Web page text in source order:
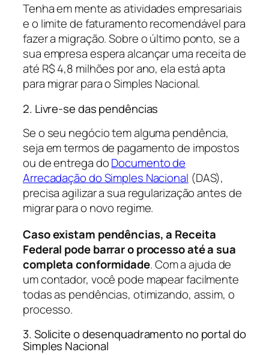
Tenha em mente as atividades empresariais
e o limite de faturamento recomendável para
fazer a migração. Sobre o último ponto, se a
sua empresa espera alcançar uma receita de
até R$ 4,8 milhões por ano, ela está apta
para migrar para o Simples Nacional.
2. Livre-se das pendências
Se o seu negócio tem alguma pendência,
seja em termos de pagamento de impostos
ou de entrega doDocumento de
Arrecadação do Simples Nacional (DAS),
precisa agilizar a sua regularização antes de
migrar para o novo regime.
Caso existam pendências, a Receita
Federal pode barrar o processo até a sua
completa conformidade. Com a ajuda de
um contador, você pode mapear facilmente
todas as pendências, otimizando, assim, o
processo.
3. Solicite o desenquadramento no portal do
Simples Nacional